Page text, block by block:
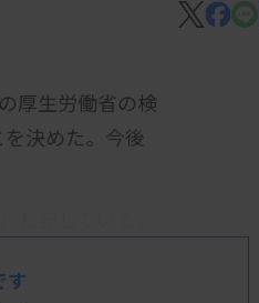
厚生労働省の検
決めた。今後
定。
す